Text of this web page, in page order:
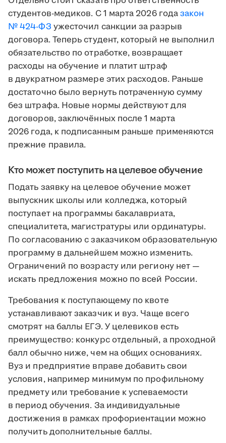
студентов-медиков. С 1 марта 2026 годазакон
№ 424-ФЗ ужесточил санкции за разрыв
договора. Теперь студент, который не выполнил
обязательство по отработке, возвращает
расходы на обучение и платит штраф
в двукратном размере этих расходов. Раньше
достаточно было вернуть потраченную сумму
без штрафа. Новые нормы действуют для
договоров, заключённых после 1 марта
2026 года, к подписанным раньше применяются
прежние правила.
Кто может поступить на целевое обучение
Подать заявку на целевое обучение может
выпускник школы или колледжа, который
поступает на программы бакалавриата,
специалитета, магистратуры или ординатуры.
По согласованию с заказчиком образовательную
программу в дальнейшем можно изменить.
Ограничений по возрасту или региону нет —
искать предложения можно по всей России.
Требования к поступающему по квоте
устанавливают заказчик и вуз. Чаще всего
смотрят на баллы ЕГЭ. У целевиков есть
преимущество: конкурс отдельный, а проходной
балл обычно ниже, чем на общих основаниях.
Вуз и предприятие вправе добавить свои
условия, например минимум по профильному
предмету или требование к успеваемости
в период обучения. За индивидуальные
достижения в рамках профориентации можно
получить дополнительные баллы.